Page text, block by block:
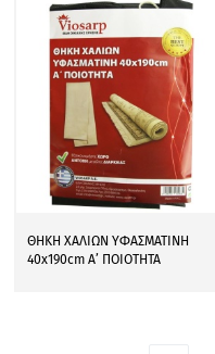
ΘΗΚΗ ΧΑΛΙΩΝ ΥΦΑΣΜΑΤΙΝΗ
40x190cm Α’ ΠΟΙΟΤΗΤΑ